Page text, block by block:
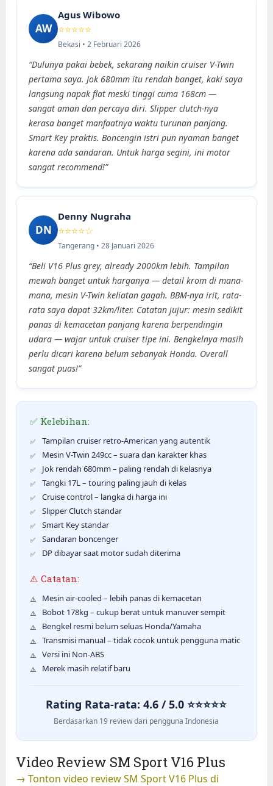
AW
Agus Wibowo
⭐⭐⭐⭐⭐
Bekasi • 2 Februari 2026
“Dulunya pakai bebek, sekarang naikin cruiser V-Twin
pertama saya. Jok 680mm itu rendah banget, kaki saya
langsung napak flat meski tinggi cuma 168cm —
sangat aman dan percaya diri. Slipper clutch-nya
kerasa banget manfaatnya waktu turunan panjang.
Smart Key praktis. Boncengin istri pun nyaman banget
karena ada sandaran. Untuk harga segini, ini motor
sangat recommend!”
DN
Denny Nugraha
⭐⭐⭐⭐☆
Tangerang • 28 Januari 2026
“Beli V16 Plus grey, already 2000km lebih. Tampilan
mewah banget untuk harganya — detail krom di mana-
mana, mesin V-Twin keliatan gagah. BBM-nya irit, rata-
rata saya dapat 32km/liter. Catatan jujur: mesin sedikit
panas di kemacetan panjang karena berpendingin
udara — wajar untuk cruiser tipe ini. Bengkelnya masih
perlu dicari karena belum sebanyak Honda. Overall
sangat puas!”
✅ Kelebihan:
Tampilan cruiser retro-American yang autentik
Mesin V-Twin 249cc – suara dan karakter khas
Jok rendah 680mm – paling rendah di kelasnya
Tangki 17L – touring paling jauh di kelas
Cruise control – langka di harga ini
Slipper Clutch standar
Smart Key standar
Sandaran boncenger
DP dibayar saat motor sudah diterima
⚠️ Catatan:
Mesin air-cooled – lebih panas di kemacetan
Bobot 178kg – cukup berat untuk manuver sempit
Bengkel resmi belum seluas Honda/Yamaha
Transmisi manual – tidak cocok untuk pengguna matic
Versi ini Non-ABS
Merek masih relatif baru
Rating Rata-rata: 4.6 / 5.0 ⭐⭐⭐⭐⭐
Berdasarkan 19 review dari pengguna Indonesia
Video Review SM Sport V16 Plus
→ Tonton video review SM Sport V16 Plus di